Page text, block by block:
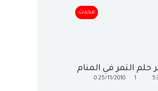
محدث
حلم التمر في المنام
25/11/2010
0